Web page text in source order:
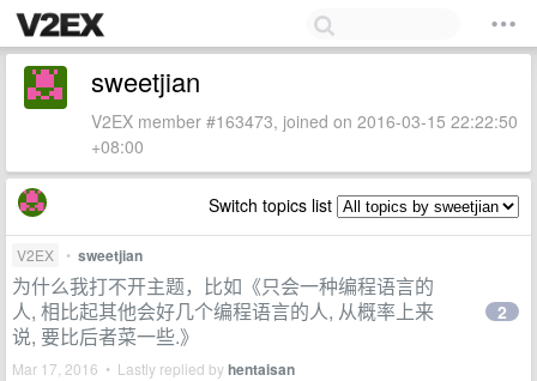
sweetjian
V2EX member #163473, joined on 2016-03-15 22:22:50
+08:00
Switch topics list
V2EX • sweetjian
为什么我打不开主题，比如《只会一种编程语言的
人, 相比起其他会好几个编程语言的人, 从概率上来
说, 要比后者菜一些.》
Mar 17, 2016 • Lastly replied byhentaisan
2